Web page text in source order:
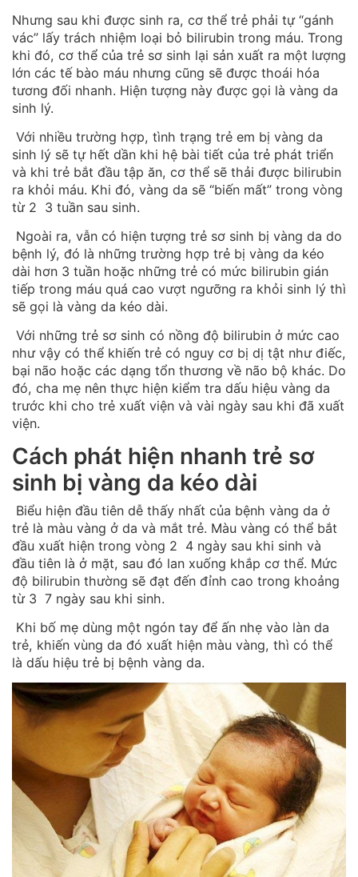
Nhưng sau khi được sinh ra, cơ thể trẻ phải tự “gánh
vác” lấy trách nhiệm loại bỏ bilirubin trong máu. Trong
khi đó, cơ thể của trẻ sơ sinh lại sản xuất ra một lượng
lớn các tế bào máu nhưng cũng sẽ được thoái hóa
tương đối nhanh. Hiện tượng này được gọi là vàng da
sinh lý.
Với nhiều trường hợp, tình trạng trẻ em bị vàng da
sinh lý sẽ tự hết dần khi hệ bài tiết của trẻ phát triển
và khi trẻ bắt đầu tập ăn, cơ thể sẽ thải được bilirubin
ra khỏi máu. Khi đó, vàng da sẽ “biến mất” trong vòng
từ 2 3 tuần sau sinh.
Ngoài ra, vẫn có hiện tượng trẻ sơ sinh bị vàng da do
bệnh lý, đó là những trường hợp trẻ bị vàng da kéo
dài hơn 3 tuần hoặc những trẻ có mức bilirubin gián
tiếp trong máu quá cao vượt ngưỡng ra khỏi sinh lý thì
sẽ gọi là vàng da kéo dài.
Với những trẻ sơ sinh có nồng độ bilirubin ở mức cao
như vậy có thể khiến trẻ có nguy cơ bị dị tật như điếc,
bại não hoặc các dạng tổn thương về não bộ khác. Do
đó, cha mẹ nên thực hiện kiểm tra dấu hiệu vàng da
trước khi cho trẻ xuất viện và vài ngày sau khi đã xuất
viện.
Cách phát hiện nhanh trẻ sơ
sinh bị vàng da kéo dài
Biểu hiện đầu tiên dễ thấy nhất của bệnh vàng da ở
trẻ là màu vàng ở da và mắt trẻ. Màu vàng có thể bắt
đầu xuất hiện trong vòng 2 4 ngày sau khi sinh và
đầu tiên là ở mặt, sau đó lan xuống khắp cơ thể. Mức
độ bilirubin thường sẽ đạt đến đỉnh cao trong khoảng
từ 3 7 ngày sau khi sinh.
Khi bố mẹ dùng một ngón tay để ấn nhẹ vào làn da
trẻ, khiến vùng da đó xuất hiện màu vàng, thì có thể
là dấu hiệu trẻ bị bệnh vàng da.